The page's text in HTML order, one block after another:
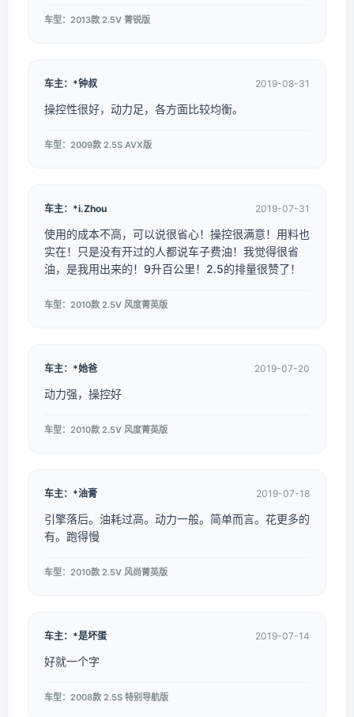
车型：2013款 2.5V 菁锐版
车主：*钟叔 2019-08-31
操控性很好，动力足，各方面比较均衡。
车型：2009款 2.5S AVX版
车主：*i.Zhou 2019-07-31
使用的成本不高，可以说很省心！操控很满意！用料也
实在！只是没有开过的人都说车子费油！我觉得很省
油，是我用出来的！9升百公里！2.5的排量很赞了！
车型：2010款 2.5V 风度菁英版
车主：*她爸 2019-07-20
动力强，操控好
车型：2010款 2.5V 风度菁英版
车主：*油膏 2019-07-18
引擎落后。油耗过高。动力一般。简单而言。花更多的
有。跑得慢
车型：2010款 2.5V 风尚菁英版
车主：*是坏蛋 2019-07-14
好就一个字
车型：2008款 2.5S 特别导航版